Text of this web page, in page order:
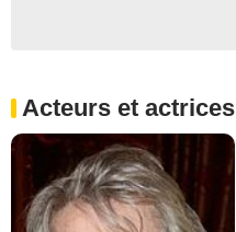
Acteurs et actrices